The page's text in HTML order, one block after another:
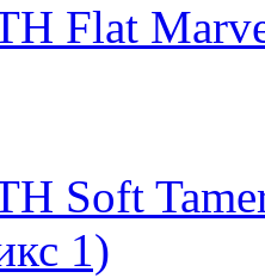
Flat
Soft
1)